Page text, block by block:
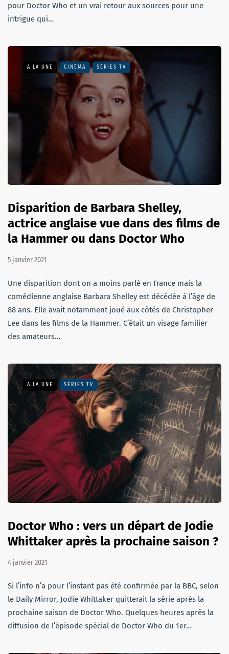
pour Doctor Who et un vrai retour aux sources pour une
intrigue qui…
A LA UNE CINÉMA SÉRIES TV
Disparition de Barbara Shelley,
actrice anglaise vue dans des films de
la Hammer ou dans Doctor Who
5 janvier 2021
Une disparition dont on a moins parlé en France mais la
comédienne anglaise Barbara Shelley est décédée à l’âge de
88 ans. Elle avait notamment joué aux côtés de Christopher
Lee dans les films de la Hammer. C’était un visage familier
des amateurs…
A LA UNE SÉRIES TV
Doctor Who : vers un départ de Jodie
Whittaker après la prochaine saison ?
4 janvier 2021
Si l’info n’a pour l’instant pas été confirmée par la BBC, selon
le Daily Mirror, Jodie Whittaker quitterait la série après la
prochaine saison de Doctor Who. Quelques heures après la
diffusion de l’épisode spécial de Doctor Who du 1er…